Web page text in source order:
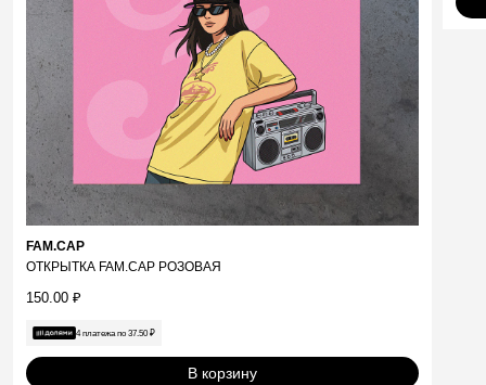
FAM.CAP
ОТКРЫТКА FAM.CAP РОЗОВАЯ
150.00 ₽
4 платежа по 37.50 ₽
В корзину